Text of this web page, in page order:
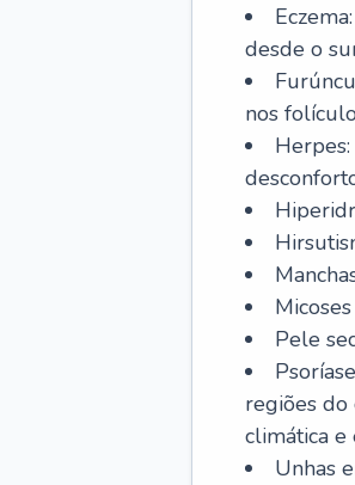
desde o
nos
Pele
regiões do
climática e
Unhas